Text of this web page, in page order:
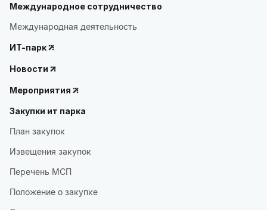
Международное сотрудничество
Международная деятельность
ИТ-парк
Новости
Мероприятия
Закупки ит парка
План закупок
Извещения закупок
Перечень МСП
Положение о закупке